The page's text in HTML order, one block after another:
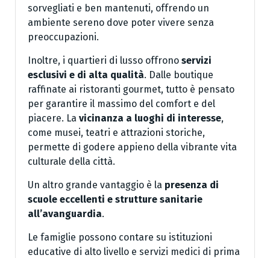
sorvegliati e ben mantenuti, offrendo un
ambiente sereno dove poter vivere senza
preoccupazioni.
Inoltre, i quartieri di lusso offrono servizi
esclusivi e di alta qualità. Dalle boutique
raffinate ai ristoranti gourmet, tutto è pensato
per garantire il massimo del comfort e del
piacere. La vicinanza a luoghi di interesse,
come musei, teatri e attrazioni storiche,
permette di godere appieno della vibrante vita
culturale della città.
Un altro grande vantaggio è la presenza di
scuole eccellenti e strutture sanitarie
all’avanguardia.
Le famiglie possono contare su istituzioni
educative di alto livello e servizi medici di prima